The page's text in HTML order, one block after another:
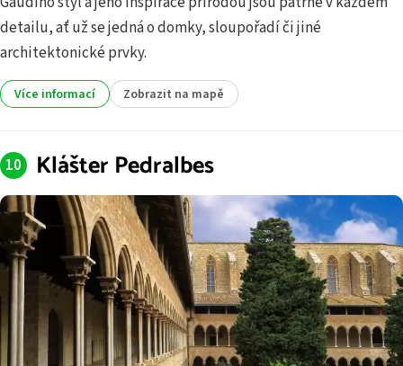
detailu, ať už se jedná o domky, sloupořadí či jiné
architektonic­ké prvky.
Více informací Zobrazit na mapě
Klášter Pedralbes